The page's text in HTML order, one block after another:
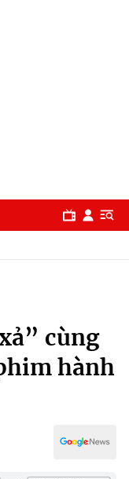
cùng
hành